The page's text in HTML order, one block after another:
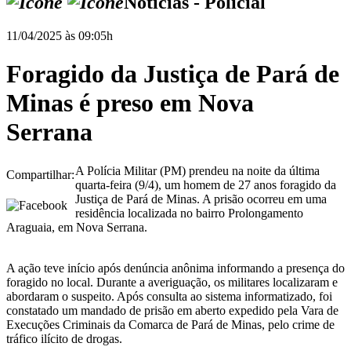
11/04/2025 às 09:05h
Foragido da Justiça de Pará de
Minas é preso em Nova
Serrana
Compartilhar:A Polícia Militar (PM) prendeu na noite da última
quarta-feira (9/4), um homem de 27 anos foragido da
Justiça de Pará de Minas. A prisão ocorreu em uma
residência localizada no bairro Prolongamento
Araguaia, em Nova Serrana.
A ação teve início após denúncia anônima informando a presença do
foragido no local. Durante a averiguação, os militares localizaram e
abordaram o suspeito. Após consulta ao sistema informatizado, foi
constatado um mandado de prisão em aberto expedido pela Vara de
Execuções Criminais da Comarca de Pará de Minas, pelo crime de
tráfico ilícito de drogas.